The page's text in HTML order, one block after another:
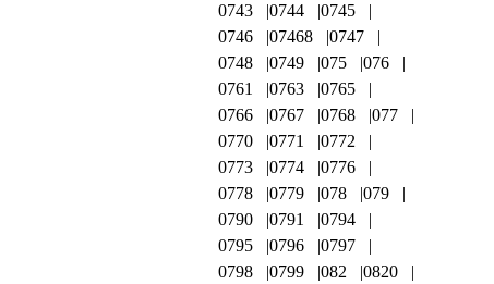
0743
0744
0745
0746
07468
0747
0748
0749 075
076
0761
0763
0765
0766
0767 0768
077
0770
0771
0772
0773
0774
0776
0778
0779 078
079
0790
0791
0794
0795
0796
0797
0798
0799 082
0820